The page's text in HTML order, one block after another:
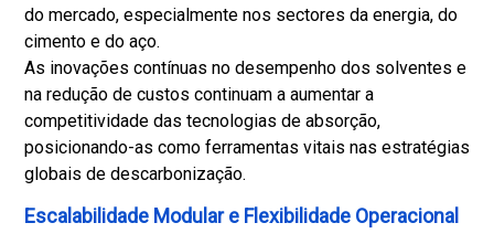
do mercado, especialmente nos sectores da energia, do
cimento e do aço.
As inovações contínuas no desempenho dos solventes e
na redução de custos continuam a aumentar a
competitividade das tecnologias de absorção,
posicionando-as como ferramentas vitais nas estratégias
globais de descarbonização.
Escalabilidade Modular e Flexibilidade Operacional